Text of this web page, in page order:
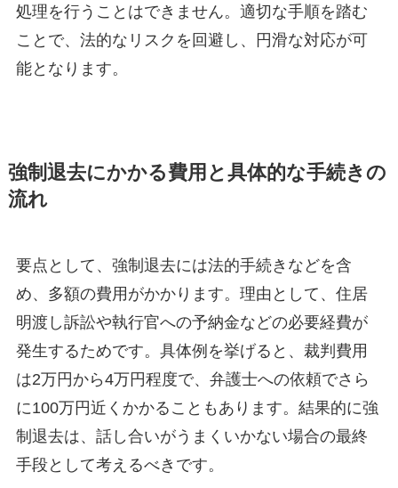
処理を行うことはできません。適切な手順を踏む
ことで、法的なリスクを回避し、円滑な対応が可
能となります。
強制退去にかかる費用と具体的な手続きの
流れ
要点として、強制退去には法的手続きなどを含
め、多額の費用がかかります。理由として、住居
明渡し訴訟や執行官への予納金などの必要経費が
発生するためです。具体例を挙げると、裁判費用
は2万円から4万円程度で、弁護士への依頼でさら
に100万円近くかかることもあります。結果的に強
制退去は、話し合いがうまくいかない場合の最終
手段として考えるべきです。